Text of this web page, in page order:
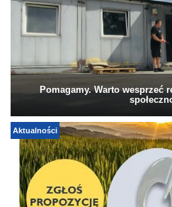
Pomagamy. Warto wesprzeć
Aktualności